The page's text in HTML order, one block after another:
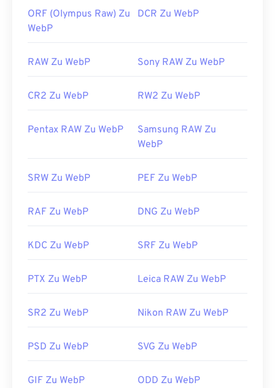
ORF (Olympus Raw) Zu
WebP
DCR Zu WebP
RAW Zu WebP Sony RAW Zu WebP
CR2 Zu WebP RW2 Zu WebP
Pentax RAW Zu WebP
Samsung RAW Zu
WebP
SRW Zu WebP PEF Zu WebP
RAF Zu WebP DNG Zu WebP
KDC Zu WebP SRF Zu WebP
PTX Zu WebP Leica RAW Zu WebP
SR2 Zu WebP Nikon RAW Zu WebP
PSD Zu WebP SVG Zu WebP
GIF Zu WebP ODD Zu WebP